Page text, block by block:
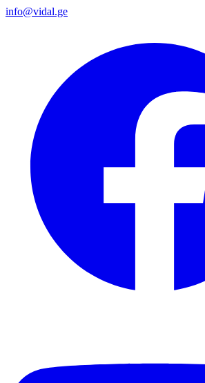
info@vidal.ge